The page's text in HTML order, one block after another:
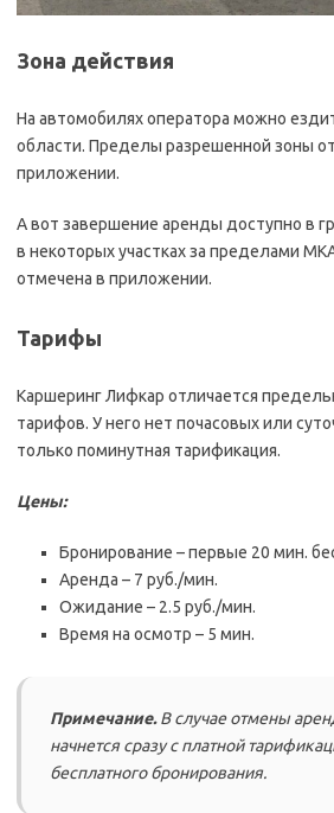
Зона действия
На автомобилях оператора можно
области. Пределы разрешенной зоны
приложении.
А вот завершение аренды доступно в
в некоторых участках за пределами
отмечена в приложении.
Тарифы
Каршеринг Лифкар отличается
тарифов. У него нет почасовых или
только поминутная тарификация.
Цены:
Бронирование – первые 20 мин.
Аренда – 7 руб./мин.
Ожидание – 2.5 руб./мин.
Время на осмотр – 5 мин.
Примечание.В случае отмены
начнется сразу с платной
бесплатного бронирования.